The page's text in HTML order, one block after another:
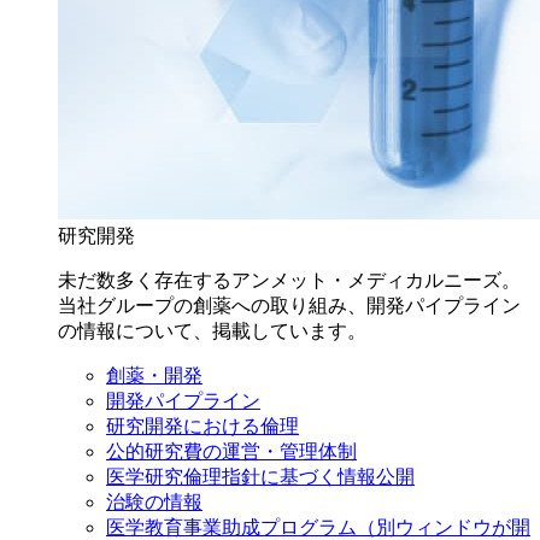
研究開発
未だ数多く存在するアンメット・メディカルニーズ。
当社グループの創薬への取り組み、開発パイプライン
の情報について、掲載しています。
創薬・開発
開発パイプライン
研究開発における倫理
公的研究費の運営・管理体制
医学研究倫理指針に基づく情報公開
治験の情報
医学教育事業助成プログラム
（別ウィンドウが開